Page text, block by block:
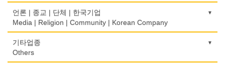
의사-비뇨기과
의사-산부인과
Obstetrician
Jeweler/Jeweller
비디오-사진/촬영/편집/공급
Video Service
사진촬영
개인지도-음악
Private Lesson-Music
개인지도-옷수선
Private Lesson-Alteration
Real Estate
은행/금융기관
Medal/Trophy
Dry cleaning Equipment
악기사
간판
Signs
가구판매/수리
Furniture Sales/Repair
Automobile/Car
자동차-렌트
Car Rental
자동차-바디샵
번역/통역/이력서
Translation/Interpretation/Resume Service
Law Office
회계업무
의료기
Medical Equipment
Massage
호텔/모텔/숙박
Hotel/Motel
여행/관광
Travel/Tour
언론 | 종교 | 단체 | 한국기업
Media | Religion | Community | Korean Company
기도원/수양관
Retreat Centre
기타업종
Others